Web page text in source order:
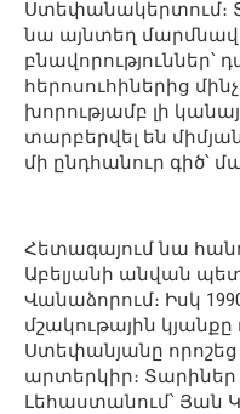
Ստեփանակերտում։
նա այնտեղ
հերոսուհիներից
խորությամբ լի
տարբերվել են
մի ընդհանուր գիծ՝
Հետագայում նա
Աբելյանի անվան
Վանաձորում։ Իսկ
մշակութային կյանքը
Ստեփանյանը որոշեց
արտերկիր։
Լեհաստանում՝ Յան